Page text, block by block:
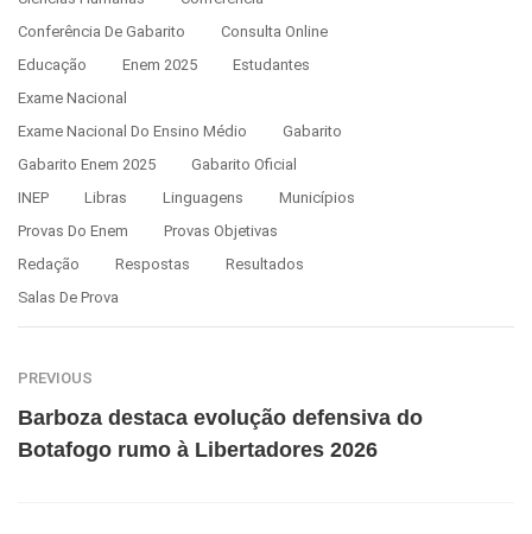
Conferência De Gabarito
Consulta Online
Educação
Enem 2025
Estudantes
Exame Nacional
Exame Nacional Do Ensino Médio
Gabarito
Gabarito Enem 2025
Gabarito Oficial
INEP
Libras Linguagens
Municípios
Provas Do Enem
Provas Objetivas
Redação
Respostas
Resultados
Salas De Prova
PREVIOUS
Barboza destaca evolução defensiva do
Botafogo rumo à Libertadores 2026